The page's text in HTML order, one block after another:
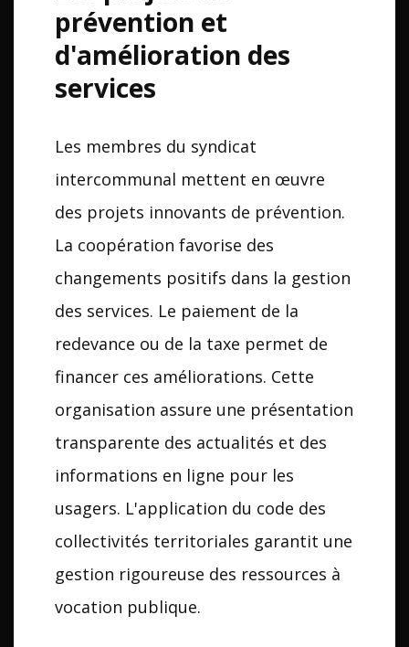
prévention et
d'amélioration des
services
Les membres du syndicat
intercommunal mettent en œuvre
des projets innovants de prévention.
La coopération favorise des
changements positifs dans la gestion
des services. Le paiement de la
redevance ou de la taxe permet de
financer ces améliorations. Cette
organisation assure une présentation
transparente des actualités et des
informations en ligne pour les
usagers. L'application du code des
collectivités territoriales garantit une
gestion rigoureuse des ressources à
vocation publique.